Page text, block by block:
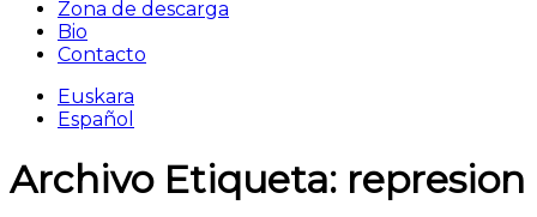
Zona de descarga
Bio
Contacto
Euskara
Español
Archivo Etiqueta: represion